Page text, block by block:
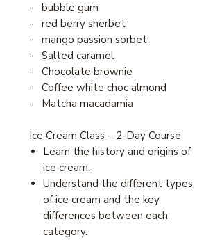
- bubble gum
- red berry sherbet
- mango passion sorbet
- Salted caramel
- Chocolate brownie
- Coffee white choc almond
- Matcha macadamia
Ice Cream Class – 2-Day Course
Learn the history and origins of
ice cream.
Understand the different types
of ice cream and the key
differences between each
category.